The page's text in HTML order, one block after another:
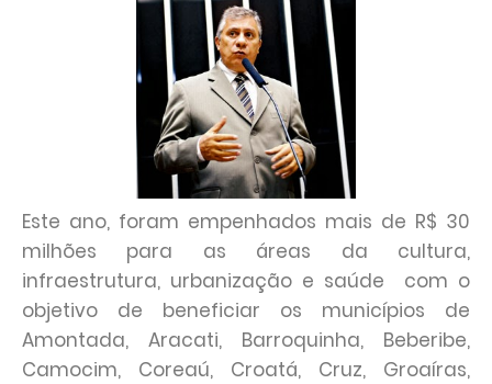
Este ano, foram empenhados mais de R$ 30
milhões para as áreas da cultura,
infraestrutura, urbanização e saúde com o
objetivo de beneficiar os municípios de
Amontada, Aracati, Barroquinha, Beberibe,
Camocim, Coreaú, Croatá, Cruz, Groaíras,